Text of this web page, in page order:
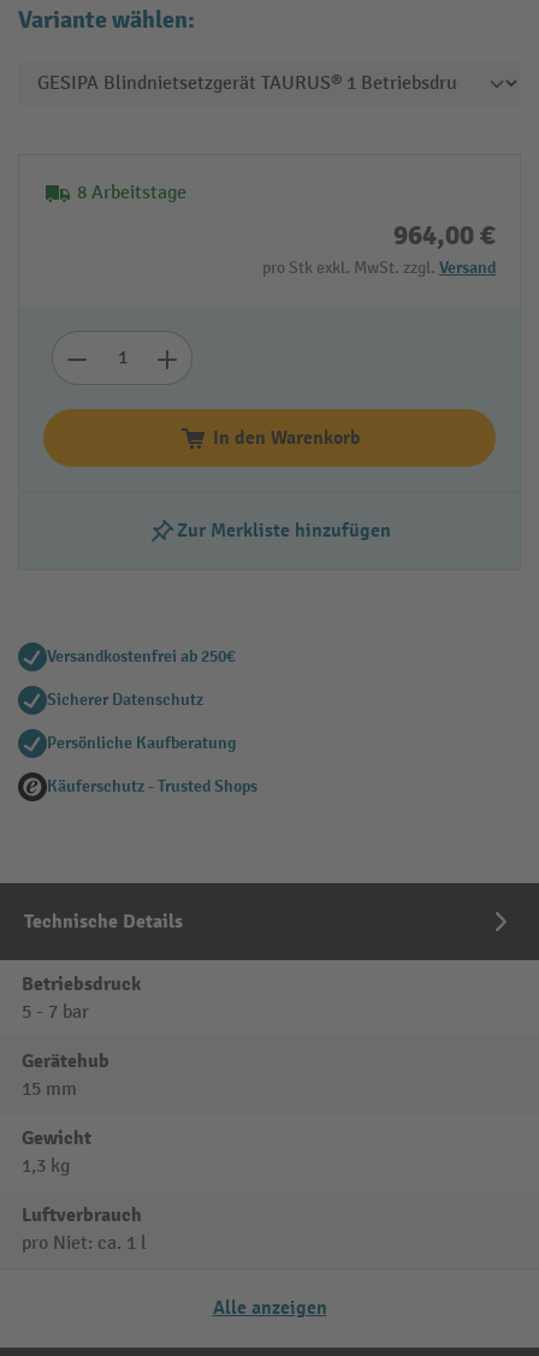
Variante wählen:
8 Arbeitstage
964,00 €
pro Stk exkl. MwSt. zzgl. Versand
In den Warenkorb
Zur Merkliste hinzufügen
Versandkostenfrei ab 250€
Sicherer Datenschutz
Persönliche Kaufberatung
Käuferschutz - Trusted Shops
Technische Details
Betriebsdruck
5 - 7 bar
Gerätehub
15 mm
Gewicht
1,3 kg
Luftverbrauch
pro Niet: ca. 1 l
Alle anzeigen